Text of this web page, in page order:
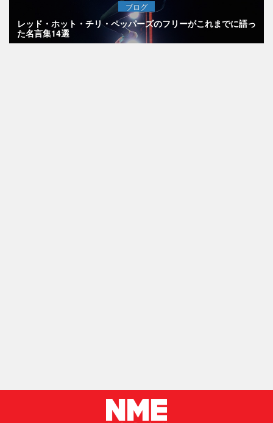
ブログ
レッド・ホット・チリ・ペッパーズのフリーがこれまでに語っ
た名言集14選